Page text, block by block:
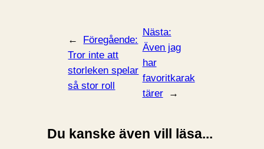
←
Föregående:
Tror inte att
storleken spelar
så stor roll
Nästa:
Även jag
har
favoritkarak
tärer
→
Du kanske även vill läsa...